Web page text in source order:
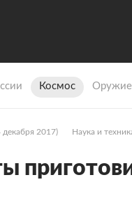
Космос Оружие
2017) Наука и